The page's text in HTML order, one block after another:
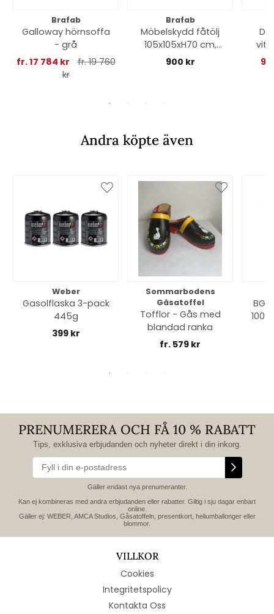
Brafab
Galloway hörnsoffa
- grå
fr. 17 784 kr
fr. 19 760
kr
Brafab
Möbelskydd fåtölj
105x105xH70 cm,
andas - svart
900 kr
vit/
Andra köpte även
Weber
Gasolflaska 3-pack
445g
399 kr
Sommarbodens
Gåsatoffel
Tofflor - Gås med
blandad ranka
fr. 579 kr
PRENUMERERA OCH FÅ 10 % RABATT
Tips, exklusiva erbjudanden och nyheter direkt i din inkorg.
Gäller endast nya prenumeranter.
Kan ej kombineras med andra erbjudanden eller rabatter. Giltig i sju dagar enbart
online.
Gäller ej: WEBER, AMCA Studios, Gåsatoffeln, presentkort, heliumballonger eller
blommor.
VILLKOR
Cookies
Integritetspolicy
Kontakta Oss